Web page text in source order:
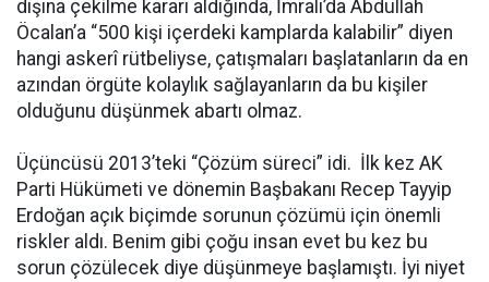
dışına çekilme kararı aldığında, İmralı’da Abdullah
Öcalan’a “500 kişi içerdeki kamplarda kalabilir” diyen
hangi askerî rütbeliyse, çatışmaları başlatanların da en
azından örgüte kolaylık sağlayanların da bu kişiler
olduğunu düşünmek abartı olmaz.
Üçüncüsü 2013’teki “Çözüm süreci” idi. İlk kez AK
Parti Hükümeti ve dönemin Başbakanı Recep Tayyip
Erdoğan açık biçimde sorunun çözümü için önemli
riskler aldı. Benim gibi çoğu insan evet bu kez bu
sorun çözülecek diye düşünmeye başlamıştı. İyi niyet